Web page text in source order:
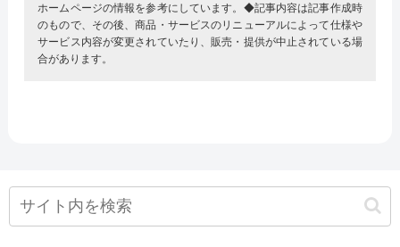
ホームページの情報を参考にしています。◆記事内容は記事作成時
のもので、その後、商品・サービスのリニューアルによって仕様や
サービス内容が変更されていたり、販売・提供が中止されている場
合があります。